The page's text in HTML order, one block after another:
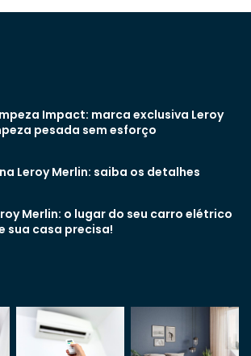
Impact: marca exclusiva Leroy
pesada sem esforço
Leroy Merlin: saiba os detalhes
Merlin: o lugar do seu carro elétrico
sua casa precisa!